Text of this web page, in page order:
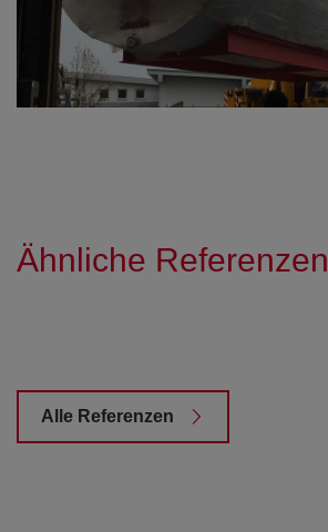
Ähnliche Referenzen
Alle Referenzen